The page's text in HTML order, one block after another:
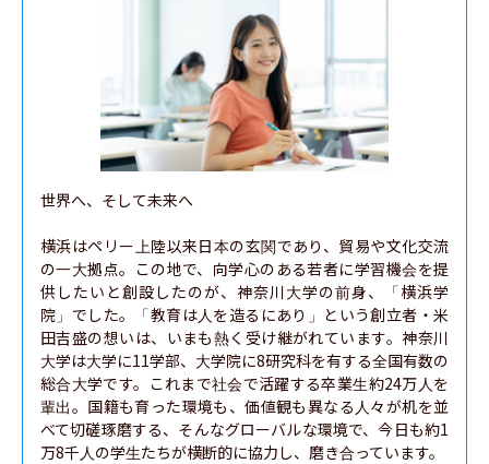
世界へ、そして未来へ
横浜はペリー上陸以来日本の玄関であり、貿易や文化交流
の一大拠点。この地で、向学心のある若者に学習機会を提
供したいと創設したのが、神奈川大学の前身、「横浜学
院」でした。「教育は人を造るにあり」という創立者・米
田吉盛の想いは、いまも熱く受け継がれています。神奈川
大学は大学に11学部、大学院に8研究科を有する全国有数の
総合大学です。これまで社会で活躍する卒業生約24万人を
輩出。国籍も育った環境も、価値観も異なる人々が机を並
べて切磋琢磨する、そんなグローバルな環境で、今日も約1
万8千人の学生たちが横断的に協力し、磨き合っています。